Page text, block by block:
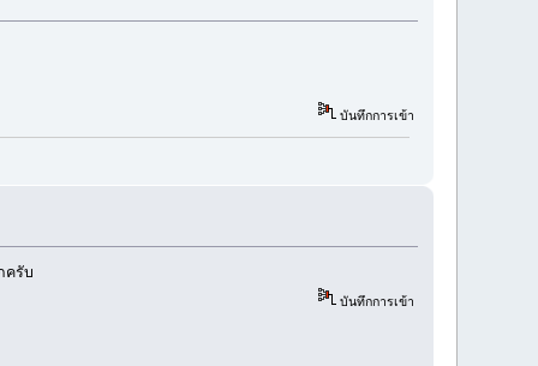
บันทึกการเข้า
ครับ
บันทึกการเข้า